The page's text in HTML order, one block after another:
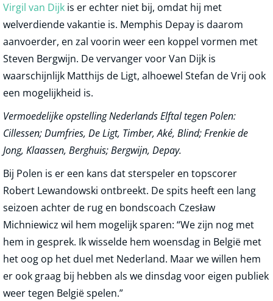
Virgil van Dijk is er echter niet bij, omdat hij met
welverdiende vakantie is. Memphis Depay is daarom
aanvoerder, en zal voorin weer een koppel vormen met
Steven Bergwijn. De vervanger voor Van Dijk is
waarschijnlijk Matthijs de Ligt, alhoewel Stefan de Vrij ook
een mogelijkheid is.
Vermoedelijke opstelling Nederlands Elftal tegen Polen:
Cillessen; Dumfries, De Ligt, Timber, Aké, Blind; Frenkie de
Jong, Klaassen, Berghuis; Bergwijn, Depay.
Bij Polen is er een kans dat sterspeler en topscorer
Robert Lewandowski ontbreekt. De spits heeft een lang
seizoen achter de rug en bondscoach Czesław
Michniewicz wil hem mogelijk sparen: “We zijn nog met
hem in gesprek. Ik wisselde hem woensdag in België met
het oog op het duel met Nederland. Maar we willen hem
er ook graag bij hebben als we dinsdag voor eigen publiek
weer tegen België spelen.”